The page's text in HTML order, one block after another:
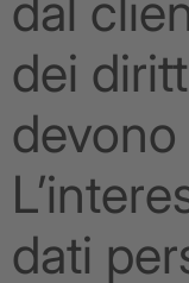
dei
devono
dati